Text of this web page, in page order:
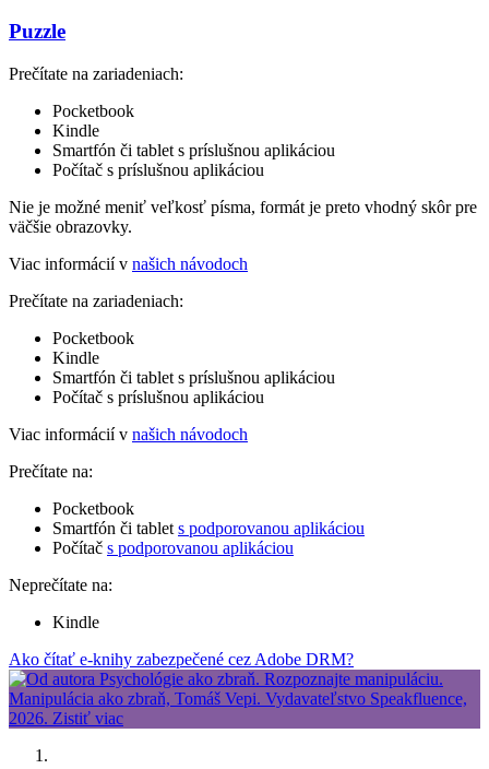
Puzzle
Prečítate na zariadeniach:
Pocketbook
Kindle
Smartfón či tablet s príslušnou aplikáciou
Počítač s príslušnou aplikáciou
Nie je možné meniť veľkosť písma, formát je preto vhodný skôr pre
väčšie obrazovky.
Viac informácií v našich návodoch
Prečítate na zariadeniach:
Pocketbook
Kindle
Smartfón či tablet s príslušnou aplikáciou
Počítač s príslušnou aplikáciou
Viac informácií v našich návodoch
Prečítate na:
Pocketbook
Smartfón či tablet s podporovanou aplikáciou
Počítač s podporovanou aplikáciou
Neprečítate na:
Kindle
Ako čítať e-knihy zabezpečené cez Adobe DRM?